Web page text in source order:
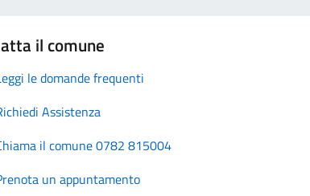
il comune
le domande frequenti
Assistenza
il comune 0782 815004
un appuntamento